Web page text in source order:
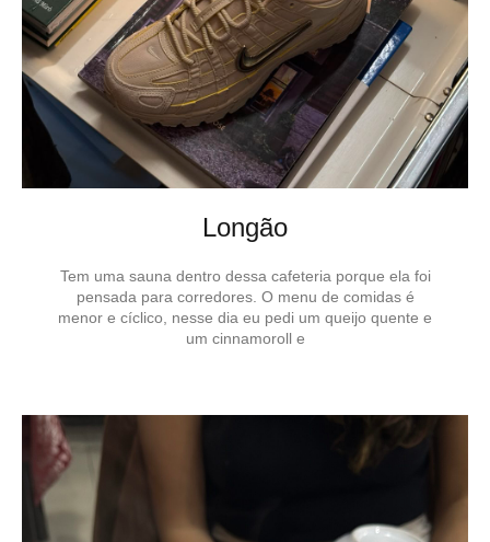
Longão
Tem uma sauna dentro dessa cafeteria porque ela foi
pensada para corredores. O menu de comidas é
menor e cíclico, nesse dia eu pedi um queijo quente e
um cinnamoroll e